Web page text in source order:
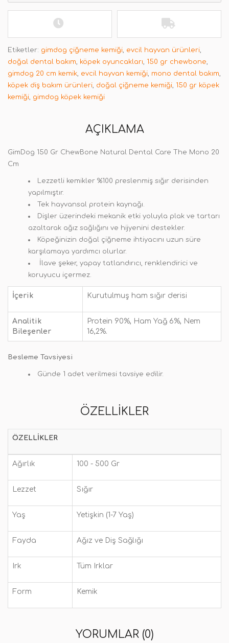
Etiketler: gimdog çiğneme kemiği, evcil hayvan ürünleri,
doğal dental bakım, köpek oyuncakları, 150 gr chewbone,
gimdog 20 cm kemik, evcil hayvan kemiği, mono dental bakım,
köpek diş bakım ürünleri, doğal çiğneme kemiği, 150 gr köpek
kemiği, gimdog köpek kemiği
AÇIKLAMA
GimDog 150 Gr ChewBone Natural Dental Care The Mono 20
Cm
Lezzetli kemikler %100 preslenmiş sığır derisinden
yapılmıştır.
Tek hayvansal protein kaynağı.
Dişler üzerindeki mekanik etki yoluyla plak ve tartarı
azaltarak ağız sağlığını ve hijyenini destekler.
Köpeğinizin doğal çiğneme ihtiyacını uzun süre
karşılamaya yardımcı olurlar.
İlave şeker, yapay tatlandırıcı, renklendirici ve
koruyucu içermez.
İçerik Kurutulmuş ham sığır derisi
Analitik
Bileşenler
Protein 90%, Ham Yağ 6%, Nem
16,2%.
Besleme Tavsiyesi
Günde 1 adet verilmesi tavsiye edilir.
ÖZELLIKLER
ÖZELLIKLER
Ağırlık 100 - 500 Gr
Lezzet Sığır
Yaş Yetişkin (1-7 Yaş)
Fayda Ağız ve Diş Sağlığı
Irk Tüm Irklar
Form Kemik
YORUMLAR (0)